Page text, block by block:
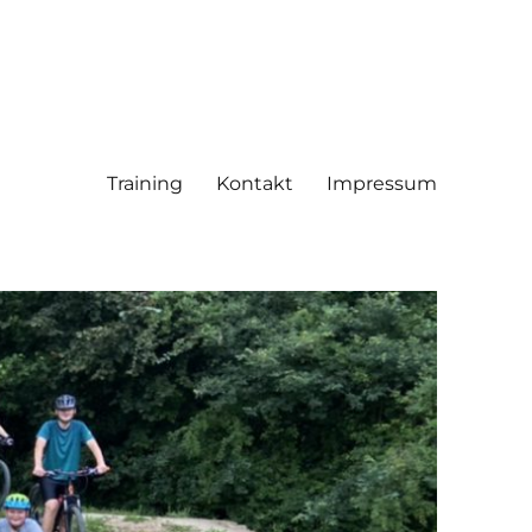
Training Kontakt Impressum